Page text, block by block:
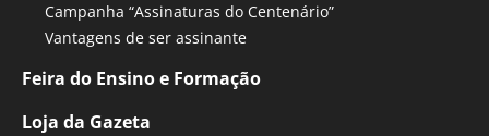
Campanha “Assinaturas do Centenário”
Vantagens de ser assinante
Feira do Ensino e Formação
Loja da Gazeta